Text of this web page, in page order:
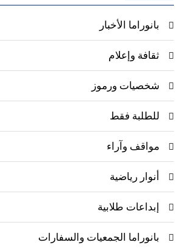
بانوراما الأخبار
ثقافة وإعلام
شخصيات ورموز
للطلبة فقط
مواقف وآراء
أنوار رياضية
إبداعات طلابية
بانوراما الجمعيات والسفارات